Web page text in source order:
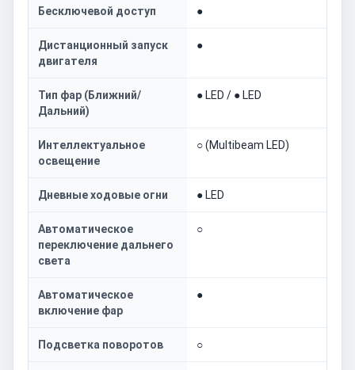
Бесключевой доступ ●
Дистанционный запуск
двигателя
●
Тип фар (Ближний/
Дальний)
● LED / ● LED
Интеллектуальное
освещение
○ (Multibeam LED)
Дневные ходовые огни ● LED
Автоматическое
переключение дальнего
света
○
Автоматическое
включение фар
●
Подсветка поворотов ○